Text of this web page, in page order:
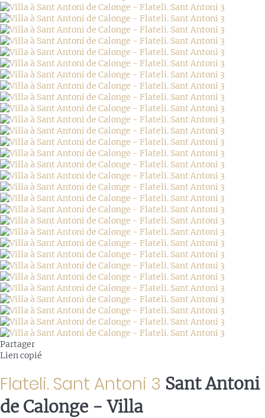
Partager
Lien copié
Flateli. Sant Antoni 3 Sant Antoni
de Calonge -Villa